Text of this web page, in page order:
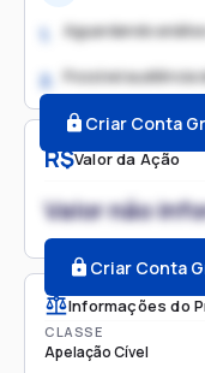
R$Valor da Ação
Valor não
Criar Conta
Informações do
CLASSE
Apelação Cível
1. Aguardando
2. Possível audiência
Criar Conta